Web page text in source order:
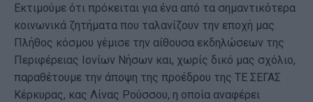
Εκτιμούμε ότι πρόκειται για ένα από τα σημαντικότερα
κοινωνικά ζητήματα που ταλανίζουν την εποχή μας.
Πλήθος κόσμου γέμισε την αίθουσα εκδηλώσεων της
Περιφέρειας Ιονίων Νήσων και, χωρίς δικό μας σχόλιο,
παραθέτουμε την άποψη της προέδρου της ΤΕ ΣΕΓΑΣ
Κέρκυρας, κας Λίνας Ρούσσου, η οποία αναφέρει